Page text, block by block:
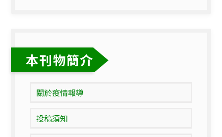
本刊物簡介
關於疫情報導
投稿須知